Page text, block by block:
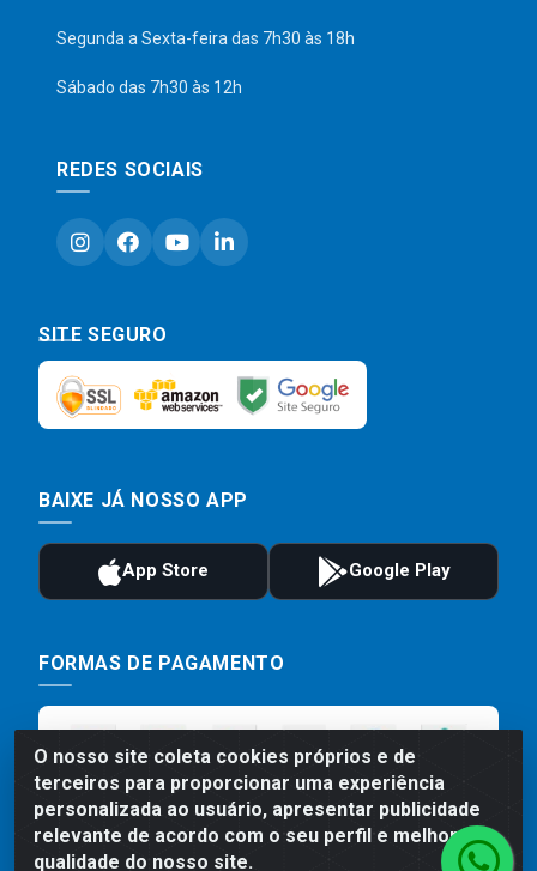
O nosso site coleta cookies próprios e de
terceiros para proporcionar uma experiência
personalizada ao usuário, apresentar publicidade
relevante de acordo com o seu perfil e melhorar a
qualidade do nosso site.
Segunda a Sexta-feira das 7h30 às 18h
Sábado das 7h30 às 12h
REDES SOCIAIS
SITE SEGURO
BAIXE JÁ NOSSO APP
FORMAS DE PAGAMENTO